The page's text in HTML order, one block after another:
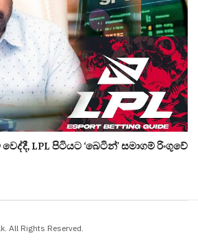
LPL පිටියට ‘බෙටින්’ සමාගම් රිංගුවේ
All Rights Reserved.